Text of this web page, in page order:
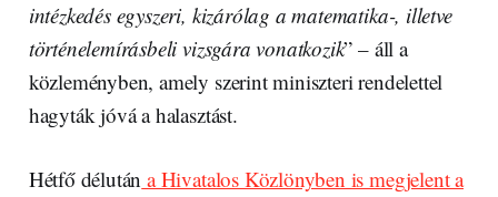
intézkedés egyszeri, kizárólag a matematika-, illetve
történelemírásbeli vizsgára vonatkozik” – áll a
közleményben, amely szerint miniszteri rendelettel
hagyták jóvá a halasztást.
Hétfő délután a Hivatalos Közlönyben is megjelent a